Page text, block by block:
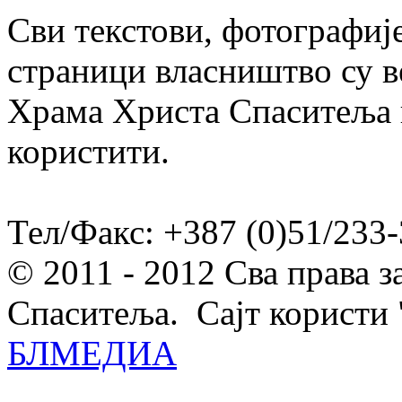
Сви текстови,
страници власништво су
Храма Христа Спаситеља
користити.
Тел/Факс: +387 (0)51/
© 2011 - 2012 Сва права
Спаситеља. Сајт
БЛМЕДИА